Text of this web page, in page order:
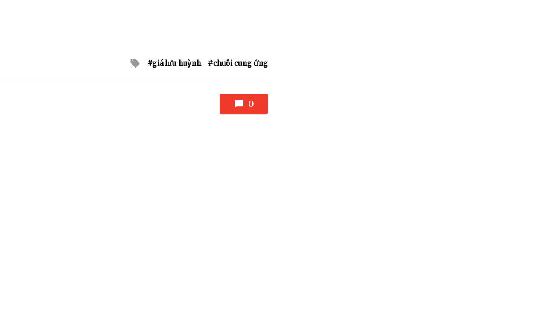
Tagged
with
giá lưu huỳnh chuỗi cung ứng
0